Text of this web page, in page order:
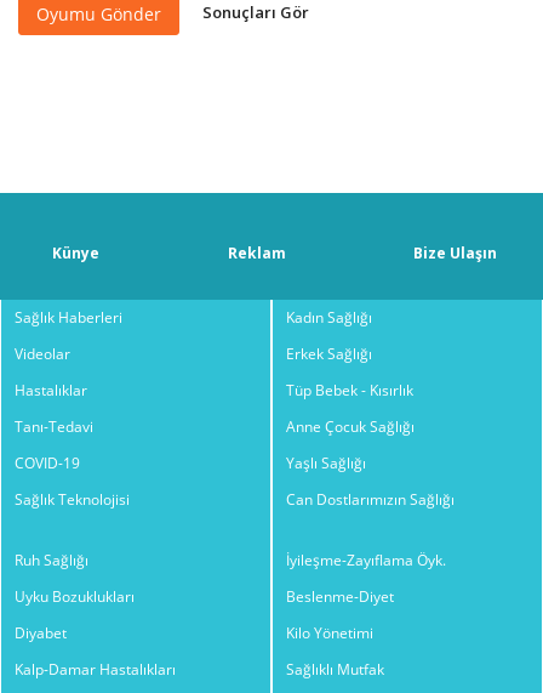
Oyumu Gönder Sonuçları Gör
Künye Reklam Bize Ulaşın
Sağlık Haberleri
Videolar
Hastalıklar
Tanı-Tedavi
COVID-19
Sağlık Teknolojisi
Kadın Sağlığı
Erkek Sağlığı
Tüp Bebek - Kısırlık
Anne Çocuk Sağlığı
Yaşlı Sağlığı
Can Dostlarımızın Sağlığı
Ruh Sağlığı
Uyku Bozuklukları
Diyabet
Kalp-Damar Hastalıkları
İyileşme-Zayıflama Öyk.
Beslenme-Diyet
Kilo Yönetimi
Sağlıklı Mutfak